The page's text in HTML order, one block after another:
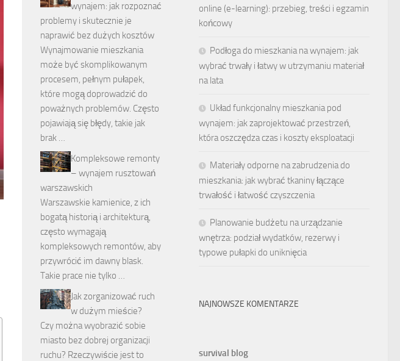
online (e-learning): przebieg, treści i egzamin
końcowy
Podłoga do mieszkania na wynajem: jak
wybrać trwały i łatwy w utrzymaniu materiał
na lata
Układ funkcjonalny mieszkania pod
wynajem: jak zaprojektować przestrzeń,
która oszczędza czas i koszty eksploatacji
Materiały odporne na zabrudzenia do
mieszkania: jak wybrać tkaniny łączące
trwałość i łatwość czyszczenia
Planowanie budżetu na urządzanie
wnętrza: podział wydatków, rezerwy i
typowe pułapki do uniknięcia
NAJNOWSZE KOMENTARZE
survival blog
wynajem: jak rozpoznać
problemy i skutecznie je
naprawić bez dużych kosztów
Wynajmowanie mieszkania
może być skomplikowanym
procesem, pełnym pułapek,
które mogą doprowadzić do
poważnych problemów. Często
pojawiają się błędy, takie jak
brak …
Kompleksowe remonty
– wynajem rusztowań
warszawskich
Warszawskie kamienice, z ich
bogatą historią i architekturą,
często wymagają
kompleksowych remontów, aby
przywrócić im dawny blask.
Takie prace nie tylko …
Jak zorganizować ruch
w dużym mieście?
Czy można wyobrazić sobie
miasto bez dobrej organizacji
ruchu? Rzeczywiście jest to